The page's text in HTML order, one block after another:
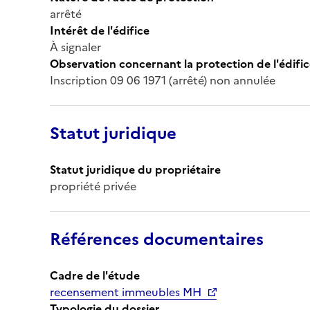
arrêté
Intérêt de l'édifice
À signaler
Observation concernant la protection de
Inscription 09 06 1971 (arrêté) non annulée
Statut juridique
Statut juridique du propriétaire
propriété privée
Références documentaires
Cadre de l'étude
recensement immeubles MH